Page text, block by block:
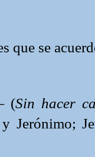
que se
(Sin hacer
Jerónimo;